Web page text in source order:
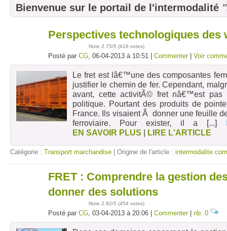
Bienvenue sur le portail de l'intermodalité
Perspectives technologiques des
Note 2.75/5 (418 votes)
Posté par CG, 06-04-2013 à 10:51 | Commenter| Voir
Le fret est lâ€™une des composantes
justifier le chemin de fer. Cependant,
avant, cette activitÃ© fret nâ€™est pas
politique. Pourtant des produits de
France. Ils visaient Ã donner une feuille
ferroviaire. Pour exister, il a [...]
EN SAVOIR PLUS | LIRE L'ARTICLE
Catégorie : Transport marchandise | Origine de l'article : intermodalite.com
FRET : Comprendre la gestion
donner des solutions
Note 2.92/5 (454 votes)
Posté par CG, 03-04-2013 à 20:06 | Commenter| nb: 0